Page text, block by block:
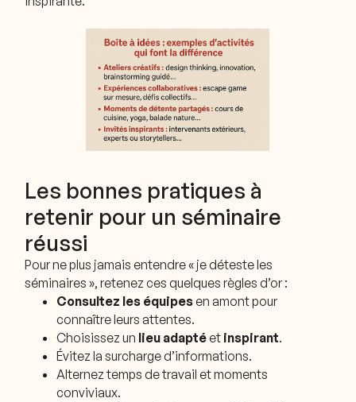
Les bonnes pratiques à
retenir pour un séminaire
réussi
Pour ne plus jamais entendre « je déteste les
séminaires », retenez ces quelques règles d’or :
Consultez les équipesen amont pour
connaître leurs attentes.
Choisissez un lieu adaptéet inspirant.
Évitez la surcharge d’informations.
Alternez temps de travail et moments
conviviaux.